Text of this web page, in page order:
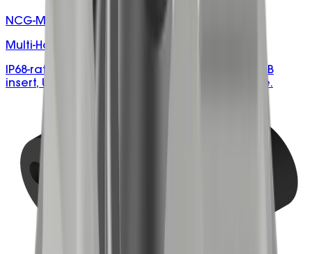
NCG-M25/XXX.0
Multi-Hole M25 Cable Glands
IP68-rated M25 cable gland with multi-hole NRB
insert, UV and vibration resistant, halogen-free.